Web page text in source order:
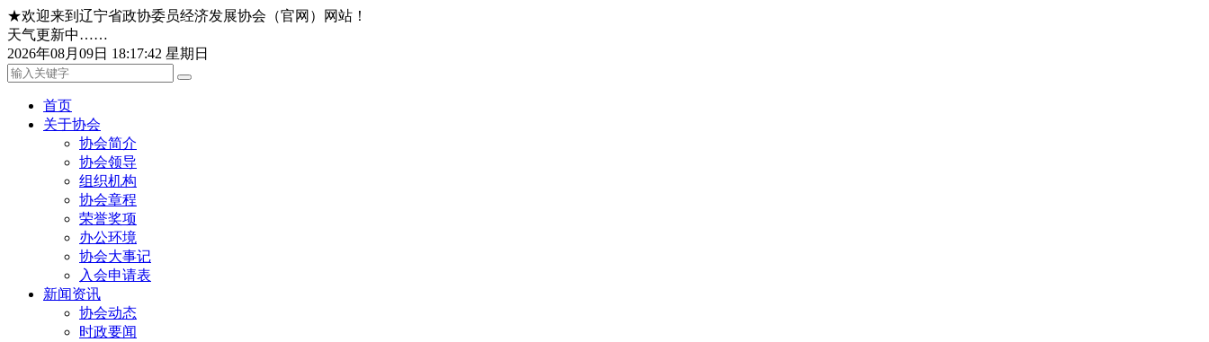
★欢迎来到辽宁省政协委员经济发展协会（官网）网站！
天气更新中……
2026年08月09日 18:17:42 星期日
首页
关于协会
协会简介
协会领导
组织机构
协会章程
荣誉奖项
办公环境
协会大事记
入会申请表
新闻资讯
协会动态
时政要闻